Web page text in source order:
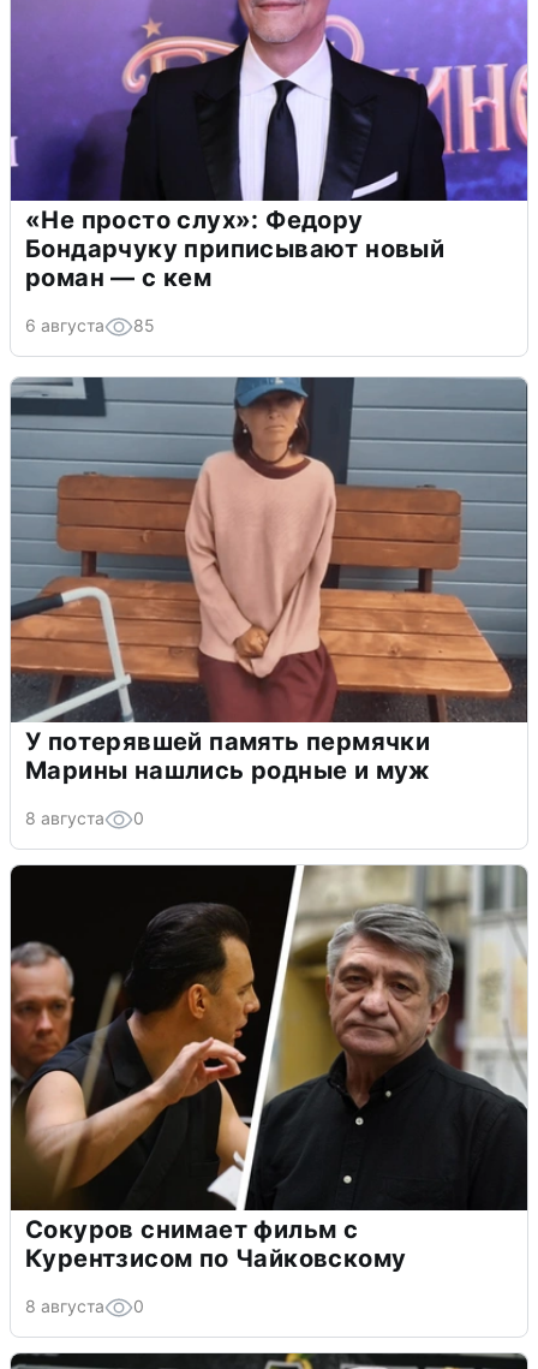
«Не просто слух»: Федору
Бондарчуку приписывают новый
роман — с кем
6 августа 85
У потерявшей память пермячки
Марины нашлись родные и муж
8 августа 0
Сокуров снимает фильм с
Курентзисом по Чайковскому
8 августа 0